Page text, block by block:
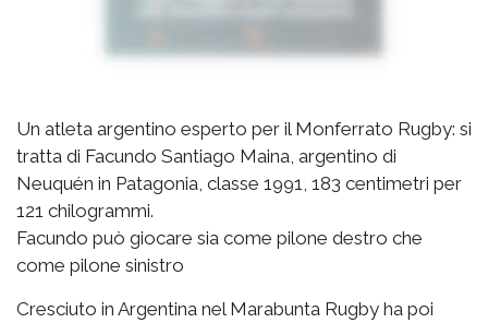
Un atleta argentino esperto per il Monferrato Rugby: si
tratta di Facundo Santiago Maina, argentino di
Neuquén in Patagonia, classe 1991, 183 centimetri per
121 chilogrammi.
Facundo può giocare sia come pilone destro che
come pilone sinistro
Cresciuto in Argentina nel Marabunta Rugby ha poi